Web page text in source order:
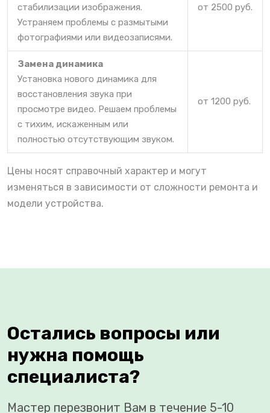
стабилизации изображения.
Устраняем проблемы с размытыми
фотографиями или видеозаписями.
от 2500 руб.
Замена динамика
Установка нового динамика для
восстановления звука при
просмотре видео. Решаем проблемы
с тихим, искаженным или
полностью отсутствующим звуком.
от 1200 руб.
Цены носят справочный характер и могут
изменяться в зависимости от сложности ремонта и
модели устройства.
Остались вопросы или
нужна помощь
специалиста?
Мастер перезвонит Вам в течение 5-10